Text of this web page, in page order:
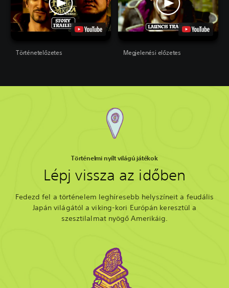
Történetelőzetes Megjelenési előzetes
Történelmi nyílt világú játékok
Lépj vissza az időben
Fedezd fel a történelem leghíresebb helyszíneit a feudális
Japán világától a viking-kori Európán keresztül a
szesztilalmat nyögő Amerikáig.